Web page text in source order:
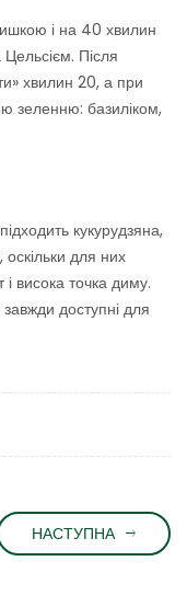
і на 40 хвилин
Після
хвилин 20, а при
зеленню: базиліком,
кукурудзяна,
для них
висока точка диму.
завжди доступні для
НАСТУПНА